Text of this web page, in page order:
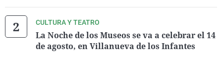
CULTURA Y TEATRO
La Noche de los Museos se va a celebrar el 14
de agosto, en Villanueva de los Infantes